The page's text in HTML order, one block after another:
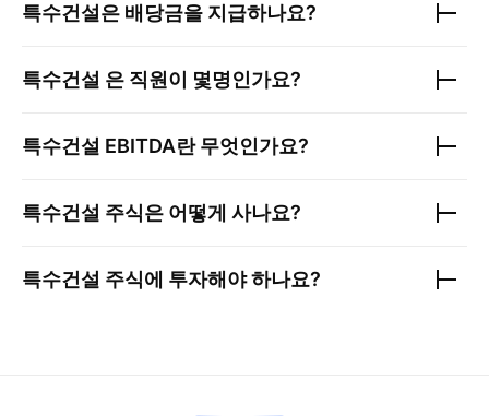
특수건설 은 배당금을 지급하나요?
특수건설 은 직원이 몇명인가요?
특수건설 EBITDA란 무엇인가요?
특수건설 주식은 어떻게 사나요?
특수건설 주식에 투자해야 하나요?